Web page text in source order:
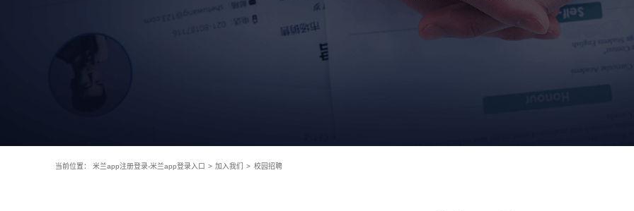
当前位置： 米兰app注册登录-米兰app登录入口 > 加入我们 > 校园招聘